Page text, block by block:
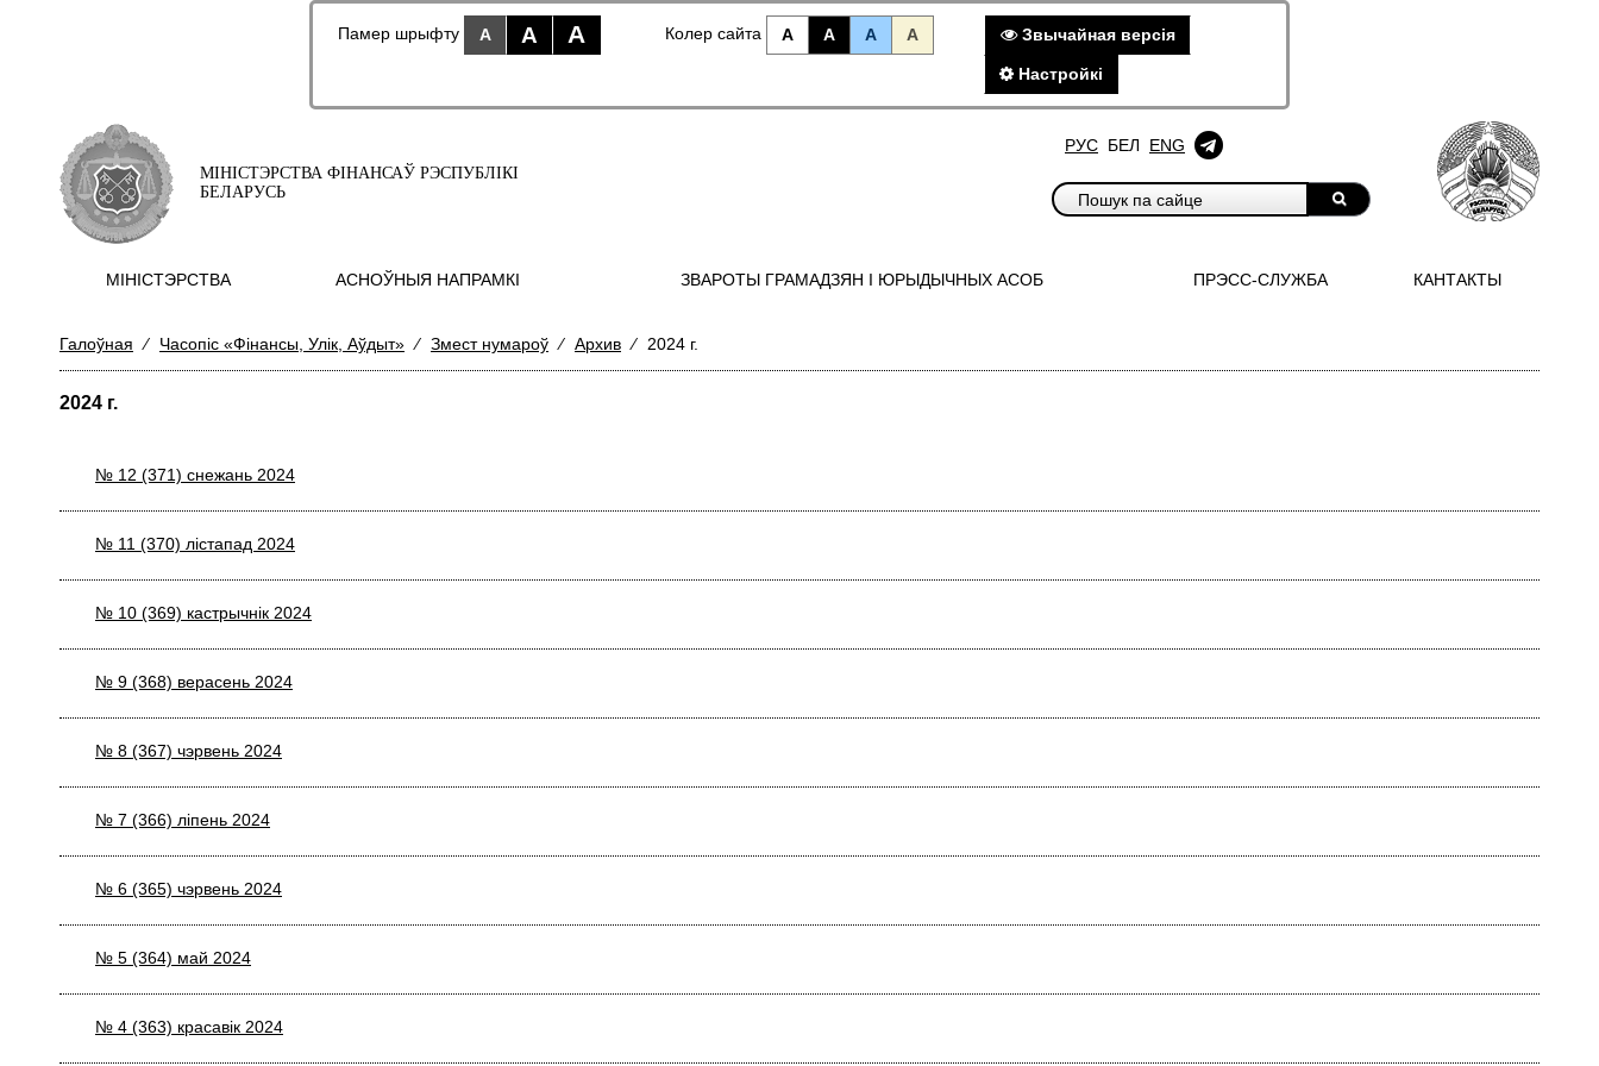
Памер шрыфту A A A Колер сайта A A A A Звычайная версiя
Настройкi
МІНІСТЭРСТВА ФІНАНСАЎ РЭСПУБЛІКІ
БЕЛАРУСЬ
РУС БЕЛ ENG
МIНIСТЭРСТВА АСНОЎНЫЯ НАПРАМКI ЗВАРОТЫ ГРАМАДЗЯН I ЮРЫДЫЧНЫХ АСОБ ПРЭСС-СЛУЖБА КАНТАКТЫ
Галоўная ⁄ Часопіс «Фінансы, Улік, Аўдыт» ⁄ Змест нумароў ⁄ Архив ⁄ 2024 г.
2024 г.
№ 12 (371) снежань 2024
№ 11 (370) лiстапад 2024
№ 10 (369) кастрычнiк 2024
№ 9 (368) верасень 2024
№ 8 (367) чэрвень 2024
№ 7 (366) лiпень 2024
№ 6 (365) чэрвень 2024
№ 5 (364) май 2024
№ 4 (363) красавiк 2024